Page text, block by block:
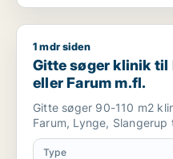
Gitte søger klinik til leje i
1 mdr siden
Gitte søger klinik til
eller Farum m.fl.
Gitte søger 90-110 m2
Farum, Lynge, Slangerup
Type